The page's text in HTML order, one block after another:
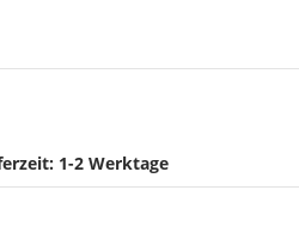
1-2 Werktage